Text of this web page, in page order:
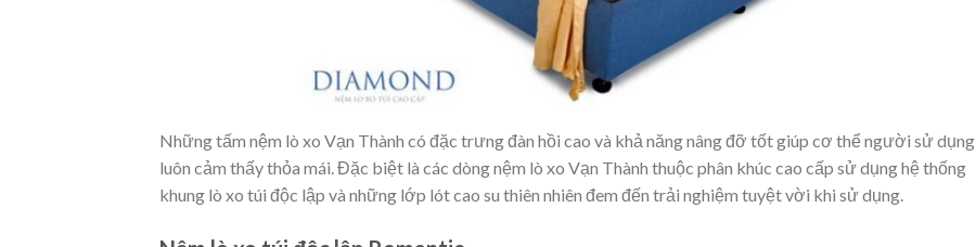
Những tấm nệm lò xo Vạn Thành có đặc trưng đàn hồi cao và khả năng nâng đỡ tốt giúp cơ thể người sử dụng
luôn cảm thấy thỏa mái. Đặc biệt là các dòng nệm lò xo Vạn Thành thuộc phân khúc cao cấp sử dụng hệ thống
khung lò xo túi độc lập và những lớp lót cao su thiên nhiên đem đến trải nghiệm tuyệt vời khi sử dụng.